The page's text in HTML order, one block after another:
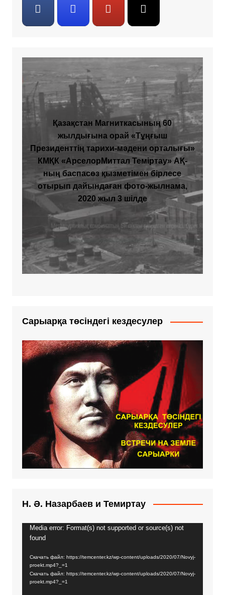
Қазақстан Магниткасының 60
жылдығына орай «Тұңғыш
Президенттің тарихи-мәдени орталығы»
КМҚК «АрселорМиттал Теміртау» АҚ-
ның баспасөз қызметімен бірлесе
отырып дайындаған фото-жылнама,
2020 жыл 3 шілде
Сарыарқа төсіндегі кездесулер
Н. Ә. Назарбаев и Темиртау
Видеоплеер
Media error: Format(s) not supported or source(s) not
found
Скачать файл: https://temcenter.kz/wp-content/uploads/2020/07/Novyj-
proekt.mp4?_=1
Скачать файл: https://temcenter.kz/wp-content/uploads/2020/07/Novyj-
proekt.mp4?_=1